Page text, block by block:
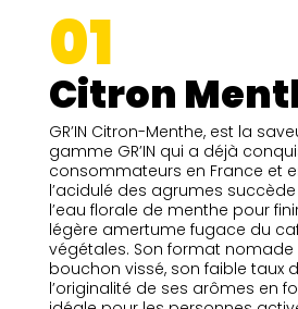
01
Citron
GR’IN Citron-Menthe, est la
gamme GR’IN qui a déjà
consommateurs en France et
l’acidulé des agrumes
l’eau florale de menthe pour
légère amertume fugace du
végétales. Son format
bouchon vissé, son faible taux
l’originalité de ses arômes en